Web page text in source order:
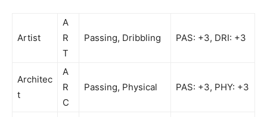
Artist
A
R
T
Passing, Dribbling PAS: +3, DRI: +3
Architec
t
A
R
C
Passing, Physical PAS: +3, PHY: +3